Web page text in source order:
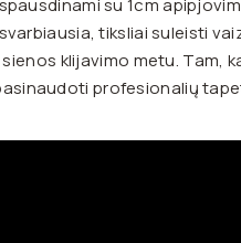
tiksliai suleisti
klijavimo metu. Tam,
profesionalių